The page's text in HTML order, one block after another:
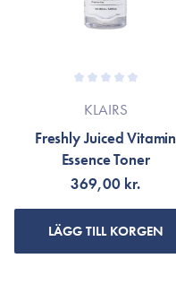
KLAIRS
Freshly Juiced Vitamin
Essence Toner
369,00 kr.
LÄGG TILL KORGEN